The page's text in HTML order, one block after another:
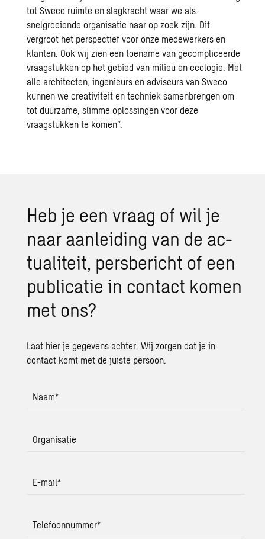
tot Sweco ruimte en slagkracht waar we als
snelgroeiende organisatie naar op zoek zijn. Dit
vergroot het perspectief voor onze medewerkers en
klanten. Ook wij zien een toename van gecompliceerde
vraagstukken op het gebied van milieu en ecologie. Met
alle architecten, ingenieurs en adviseurs van Sweco
kunnen we creativiteit en techniek samenbrengen om
tot duurzame, slimme oplossingen voor deze
vraagstukken te komen”.
Heb je een vraag of wil je
naar aan­lei­ding van de ac­
tu­a­li­teit, pers­be­richt of een
pu­bli­ca­tie in con­tact komen
met ons?
Laat hier je gegevens achter. Wij zorgen dat je in
contact komt met de juiste persoon.
Naam*
Organisatie
E-mail*
Telefoonnummer*